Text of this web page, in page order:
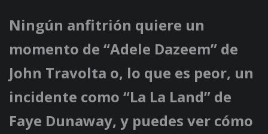
Ningún anfitrión quiere un
momento de “Adele Dazeem” de
John Travolta o, lo que es peor, un
incidente como “La La Land” de
Faye Dunaway, y puedes ver cómo